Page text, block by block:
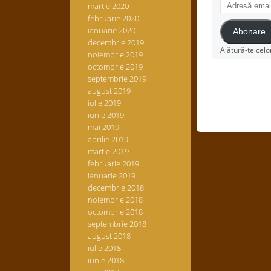
martie 2020
februarie 2020
ianuarie 2020
decembrie 2019
noiembrie 2019
octombrie 2019
septembrie 2019
august 2019
iulie 2019
iunie 2019
mai 2019
aprilie 2019
martie 2019
februarie 2019
ianuarie 2019
decembrie 2018
noiembrie 2018
octombrie 2018
septembrie 2018
august 2018
iulie 2018
iunie 2018
email
Abonare
Alătură-te